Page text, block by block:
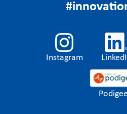
Instagram
Podigee